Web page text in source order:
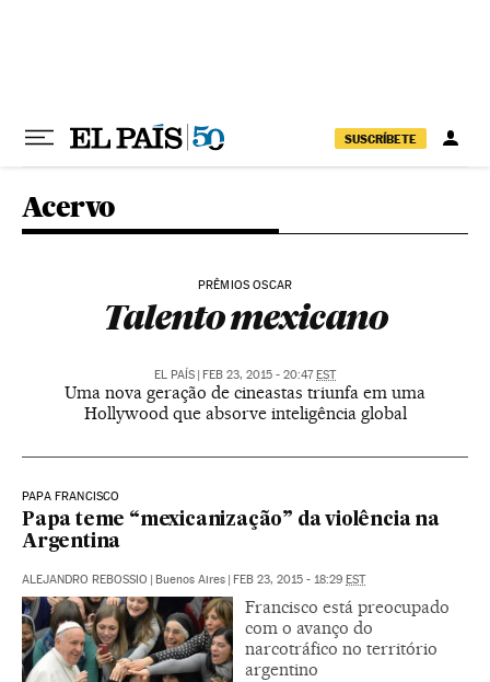
SUSCRÍBETE
Acervo
PRÊMIOS OSCAR
Talento mexicano
EL PAÍS | FEB 23, 2015 - 20:47EST
Uma nova geração de cineastas triunfa em uma
Hollywood que absorve inteligência global
PAPA FRANCISCO
Papa teme “mexicanização” da violência na
Argentina
ALEJANDRO REBOSSIO | Buenos Aires | FEB 23, 2015 - 18:29 EST
Francisco está preocupado
com o avanço do
narcotráfico no território
argentino